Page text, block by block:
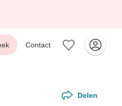
Contact
Delen